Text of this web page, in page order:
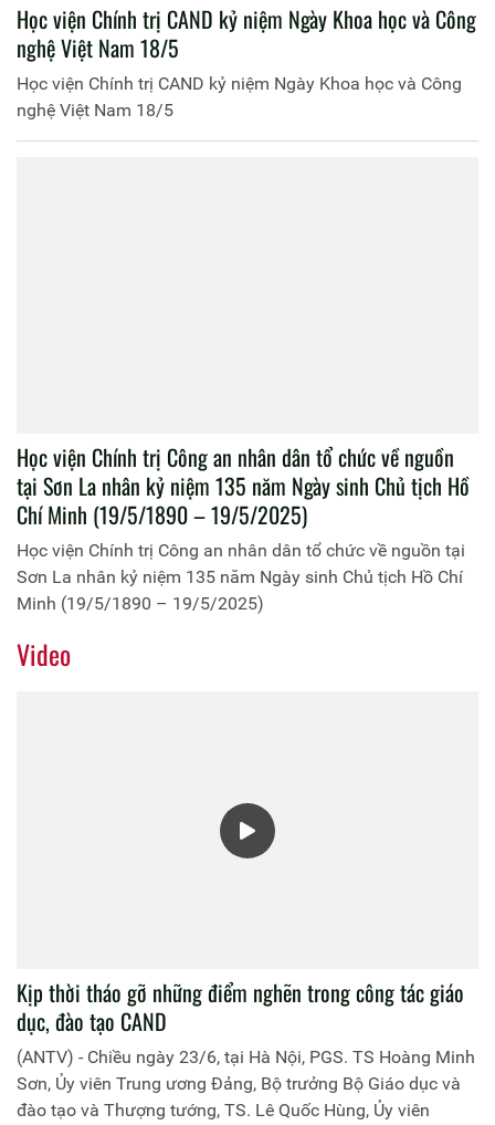
Học viện Chính trị CAND kỷ niệm Ngày Khoa học và Công
nghệ Việt Nam 18/5
Học viện Chính trị CAND kỷ niệm Ngày Khoa học và Công
nghệ Việt Nam 18/5
Học viện Chính trị Công an nhân dân tổ chức về nguồn
tại Sơn La nhân kỷ niệm 135 năm Ngày sinh Chủ tịch Hồ
Chí Minh (19/5/1890 – 19/5/2025)
Học viện Chính trị Công an nhân dân tổ chức về nguồn tại
Sơn La nhân kỷ niệm 135 năm Ngày sinh Chủ tịch Hồ Chí
Minh (19/5/1890 – 19/5/2025)
Video
Kịp thời tháo gỡ những điểm nghẽn trong công tác giáo
dục, đào tạo CAND
(ANTV) - Chiều ngày 23/6, tại Hà Nội, PGS. TS Hoàng Minh
Sơn, Ủy viên Trung ương Đảng, Bộ trưởng Bộ Giáo dục và
đào tạo và Thượng tướng, TS. Lê Quốc Hùng, Ủy viên